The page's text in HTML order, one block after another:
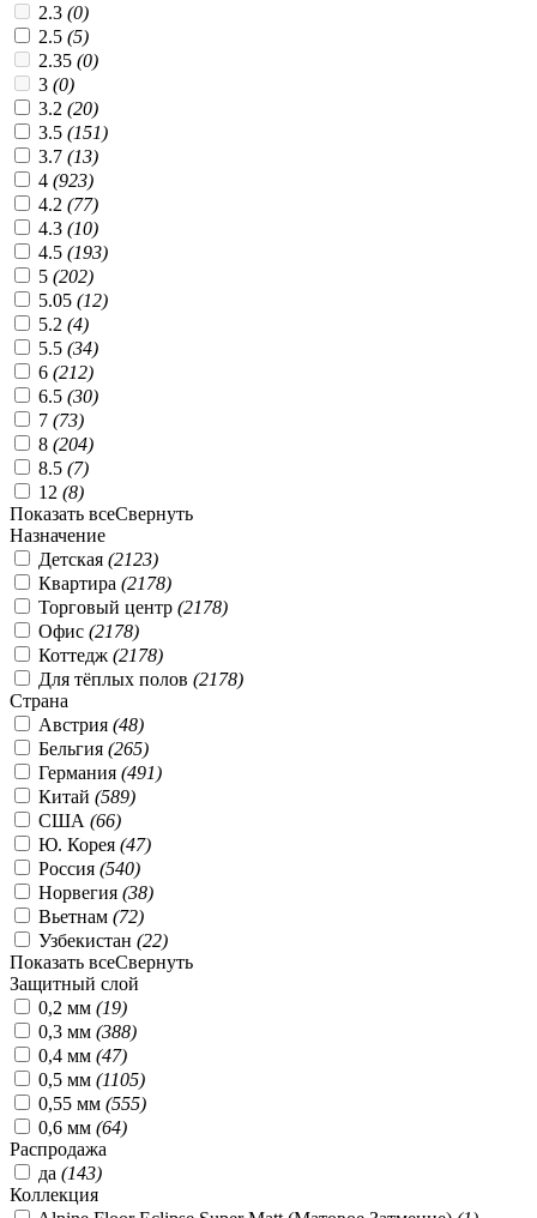
2.3 (0)
2.5 (5)
2.35 (0)
3 (0)
3.2 (20)
3.5 (151)
3.7 (13)
4 (923)
4.2 (77)
4.3 (10)
4.5 (193)
5 (202)
5.05 (12)
5.2 (4)
5.5 (34)
6 (212)
6.5 (30)
7 (73)
8 (204)
8.5 (7)
12 (8)
Показать всеСвернуть
Назначение
Детская (2123)
Квартира (2178)
Торговый центр (2178)
Офис (2178)
Коттедж (2178)
Для тёплых полов (2178)
Страна
Австрия (48)
Бельгия (265)
Германия (491)
Китай (589)
США (66)
Ю. Корея (47)
Россия (540)
Норвегия (38)
Вьетнам (72)
Узбекистан (22)
Показать всеСвернуть
Защитный слой
0,2 мм (19)
0,3 мм (388)
0,4 мм (47)
0,5 мм (1105)
0,55 мм (555)
0,6 мм (64)
Распродажа
да (143)
Коллекция